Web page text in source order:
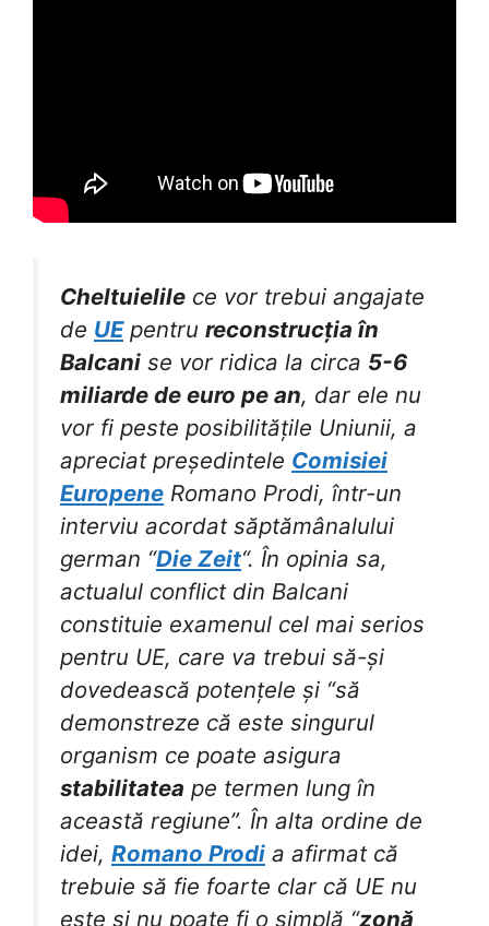
Cheltuielile ce vor trebui angajate
de UEpentru reconstrucția în
Balcani se vor ridica la circa 5-6
miliarde de euro pe an, dar ele nu
vor fi peste posibilitățile Uniunii, a
apreciat președintele Comisiei
Europene Romano Prodi, într-un
interviu acordat săptămânalului
german “Die Zeit“. În opinia sa,
actualul conflict din Balcani
constituie examenul cel mai serios
pentru UE, care va trebui să-și
dovedească potențele și “să
demonstreze că este singurul
organism ce poate asigura
stabilitatea pe termen lung în
această regiune”. În alta ordine de
idei, Romano Prodi a afirmat că
trebuie să fie foarte clar că UE nu
este și nu poate fi o simplă “zonă